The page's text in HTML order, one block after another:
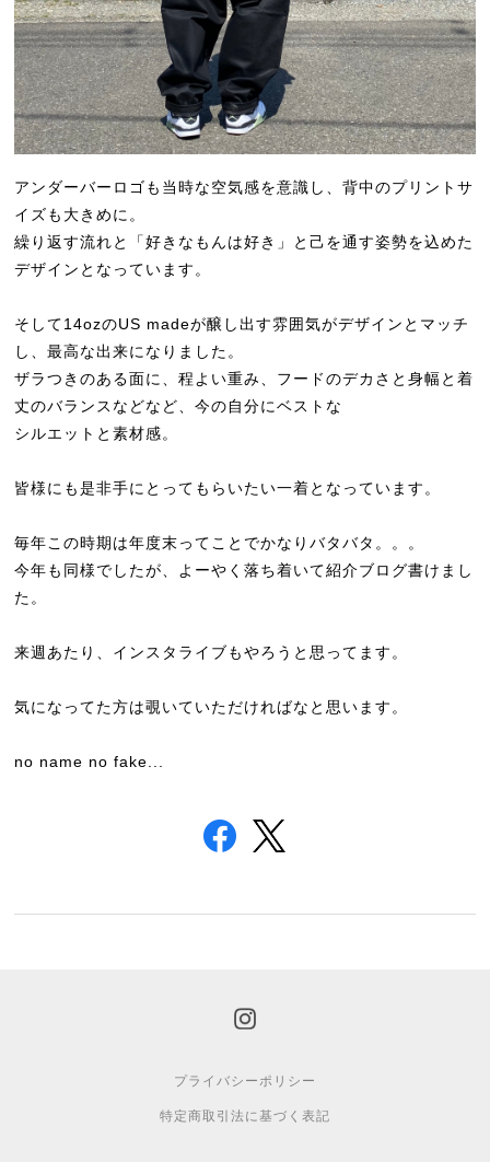
アンダーバーロゴも当時な空気感を意識し、背中のプリントサ
イズも大きめに。
繰り返す流れと「好きなもんは好き」と己を通す姿勢を込めた
デザインとなっています。
そして14ozのUS madeが醸し出す雰囲気がデザインとマッチ
し、最高な出来になりました。
ザラつきのある面に、程よい重み、フードのデカさと身幅と着
丈のバランスなどなど、今の自分にベストな
シルエットと素材感。
皆様にも是非手にとってもらいたい一着となっています。
毎年この時期は年度末ってことでかなりバタバタ。。。
今年も同様でしたが、よーやく落ち着いて紹介ブログ書けまし
た。
来週あたり、インスタライブもやろうと思ってます。
気になってた方は覗いていただければなと思います。
no name no fake...
プライバシーポリシー
特定商取引法に基づく表記